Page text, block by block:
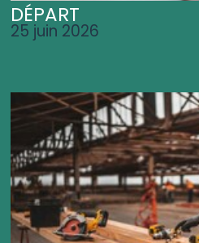
DÉPART
25 juin 2026